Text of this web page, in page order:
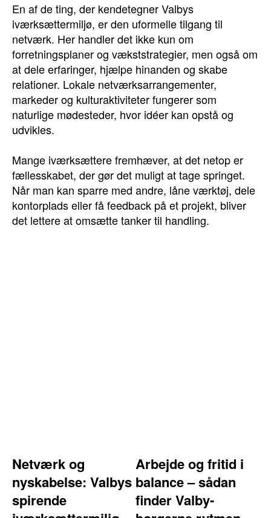
En af de ting, der kendetegner Valbys
iværksættermiljø, er den uformelle tilgang til
netværk. Her handler det ikke kun om
forretningsplaner og vækststrategier, men også om
at dele erfaringer, hjælpe hinanden og skabe
relationer. Lokale netværksarrangementer,
markeder og kulturaktiviteter fungerer som
naturlige mødesteder, hvor idéer kan opstå og
udvikles.
Mange iværksættere fremhæver, at det netop er
fællesskabet, der gør det muligt at tage springet.
Når man kan sparre med andre, låne værktøj, dele
kontorplads eller få feedback på et projekt, bliver
det lettere at omsætte tanker til handling.
Netværk og
nyskabelse: Valbys
spirende
Arbejde og fritid i
balance – sådan
finder Valby-